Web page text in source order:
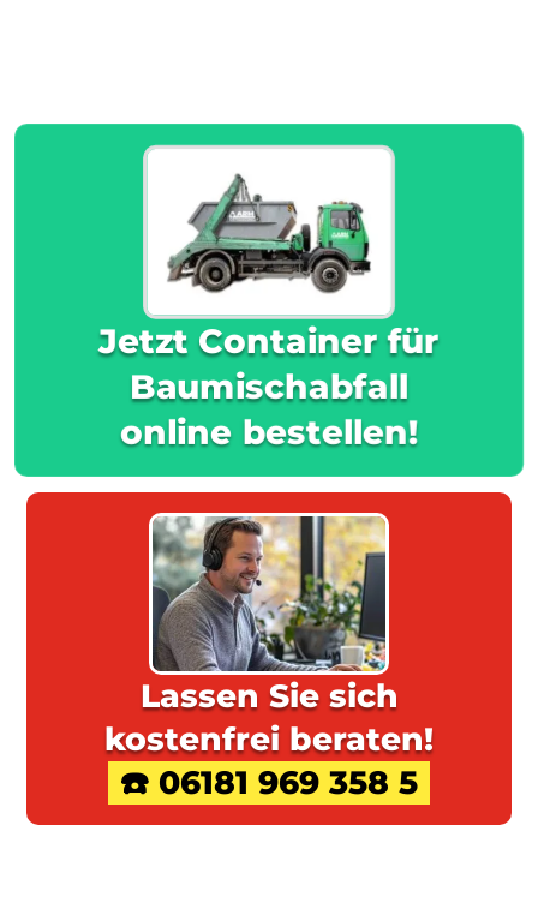
Jetzt Container für
Baumischabfall
online bestellen!
Lassen Sie sich
kostenfrei beraten!
☎️ 06181 969 358 5